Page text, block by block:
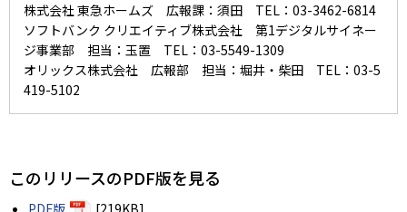
株式会社 東急ホームズ 広報課：須田 TEL：03-3462-6814
ソフトバンク クリエイティブ株式会社 第1デジタルサイネー
ジ事業部 担当：玉置 TEL：03-5549-1309
オリックス株式会社 広報部 担当：堀井・柴田 TEL：03-5
419-5102
このリリースのPDF版を見る